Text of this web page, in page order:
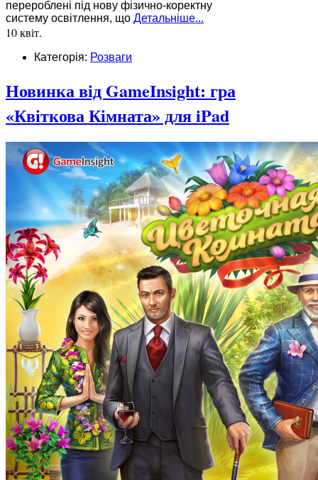
перероблені під нову фізично-коректну
систему освітлення, що Детальніше...
10 квіт.
Категорія: Розваги
Новинка від GameInsight: гра
«Квіткова Кімната» для iPad